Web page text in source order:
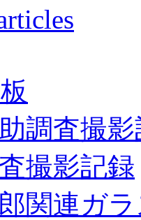
調査撮
撮影記録
関連ガ